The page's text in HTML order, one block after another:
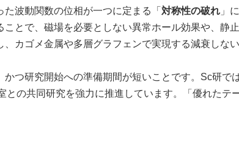
波動関数の位相が一つに定まる「 対称性の破れ 」
ことで、磁場を必要としない異常ホール効果や、静
、カゴメ金属や多層グラフェンで実現する減衰しない
つ研究開始への準備期間が短いことです。Sc研で
との共同研究を強力に推進しています。「優れた